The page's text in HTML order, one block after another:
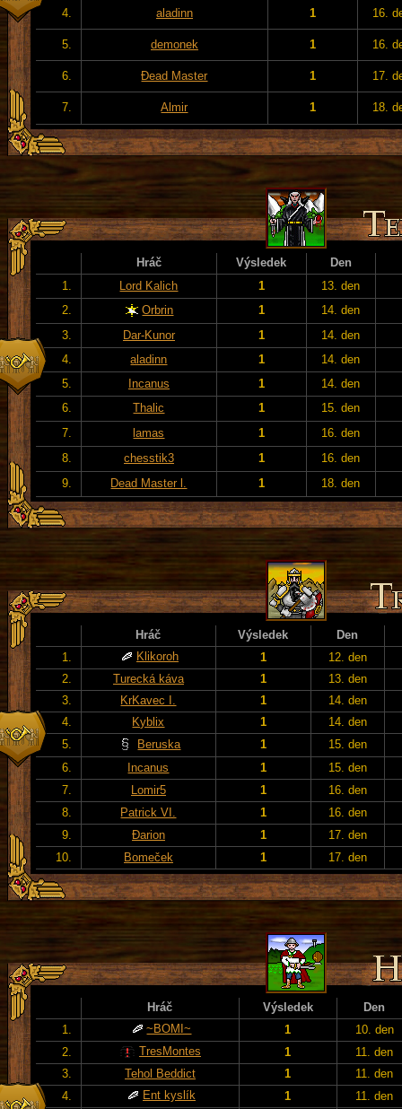
4. aladinn 1 16.
5. demonek 1 16.
6. Đead Master 1 17.
7. Almir 1 18.
Hráč Výsledek
Den
1.
Lord Kalich 1
13. den
2.
Orbrin 1
14. den
3.
Dar-Kunor 1
14. den
4.
aladinn 1
14. den
5.
Incanus 1
14. den
6.
Thalic 1
15. den
7.
lamas 1
16. den
8.
chesstik3 1
16. den
9.
Dead Master l. 1 18. den
Hráč Výsledek
Den
1.
Klikoroh 1
12. den
2.
Turecká káva 1
13. den
3.
KrKavec I. 1
14. den
4.
Kyblix 1
14. den
5.
Beruska 1
15. den
6.
Incanus 1
15. den
7.
Lomir5 1
16. den
8.
Patrick VI. 1
16. den
9.
Đarion 1
17. den
10.
Bomeček 1 17. den
Hráč Výsledek
Den
1.
~BOMI~ 1
10. den
2.
TresMontes 1
11. den
3.
Tehol Beddict 1
11. den
4.
Ent kyslík 1
11. den